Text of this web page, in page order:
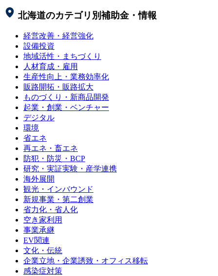
北海道のカテゴリ別補助金・情報
経営改善・経営強化
設備投資
地域活性・まちづくり
人材育成・雇用
生産性向上・業務効率化
販路開拓・販路拡大
ものづくり・新商品開発
起業・創業・ベンチャー
デジタル
環境
省エネ
再エネ・畜エネ
防犯・防災・BCP
研究・実証実験・産学連携
海外展開
観光・インバウンド
新規事業・第二創業
省力化・省人化
空き家利用
事業承継
EV関連
文化・伝統
企業立地・企業誘致・オフィス移転
感染症対策